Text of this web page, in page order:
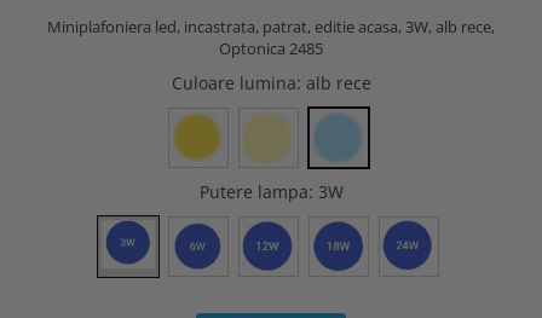
Miniplafoniera led, incastrata, patrat, editie acasa, 3W, alb rece,
Optonica 2485
Culoare lumina: alb rece
Putere lampa: 3W